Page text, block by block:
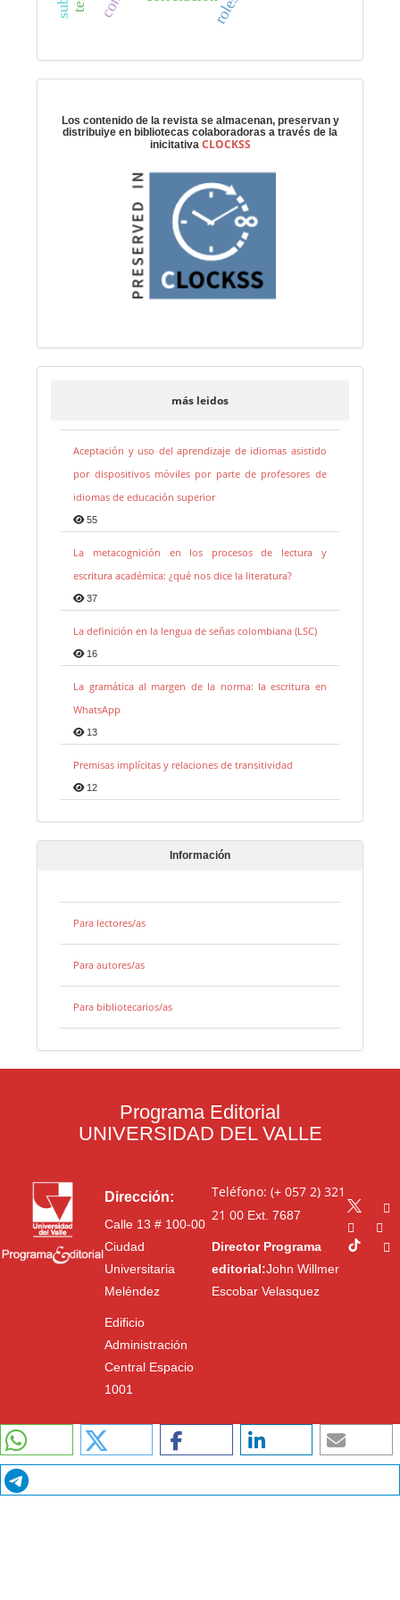
roles
Los contenido de la revista se almacenan, preservan y
distribuiye en bibliotecas colaboradoras a través de la
inicitativa CLOCKSS
más leidos
Aceptación y uso del aprendizaje de idiomas asistido
por dispositivos móviles por parte de profesores de
idiomas de educación superior
55
La metacognición en los procesos de lectura y
escritura académica: ¿qué nos dice la literatura?
37
La definición en la lengua de señas colombiana (LSC)
16
La gramática al margen de la norma: la escritura en
WhatsApp
13
Premisas implícitas y relaciones de transitividad
12
Información
Para lectores/as
Para autores/as
Para bibliotecarios/as
Programa Editorial
UNIVERSIDAD DEL VALLE
Dirección:
Calle 13 # 100-00
Ciudad
Universitaria
Meléndez
Edificio
Administración
Central Espacio
1001
Teléfono: (+ 057 2) 321
21 00Ext. 7687
Director Programa
editorial:John Willmer
Escobar Velasquez